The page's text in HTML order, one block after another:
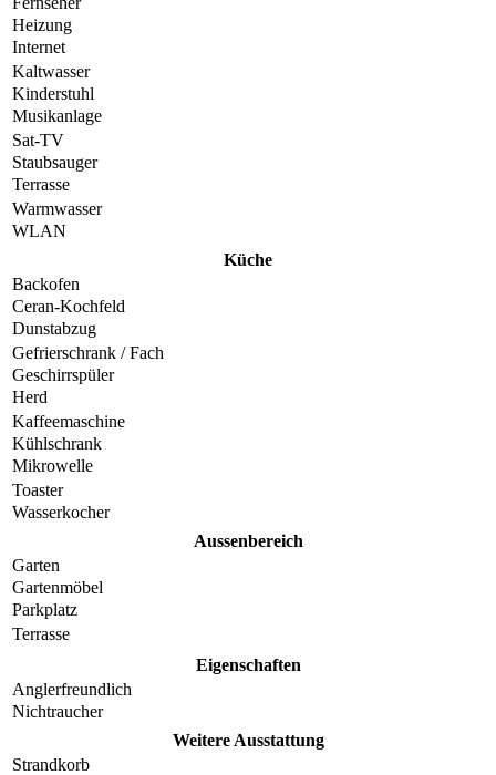
Heizung
Internet
Kaltwasser
Kinderstuhl
Musikanlage
Sat-TV
Staubsauger
Terrasse
Warmwasser
WLAN
Küche
Backofen
Ceran-Kochfeld
Dunstabzug
Gefrierschrank / Fach
Geschirrspüler
Herd
Kaffeemaschine
Kühlschrank
Mikrowelle
Toaster
Wasserkocher
Aussenbereich
Garten
Gartenmöbel
Parkplatz
Terrasse
Eigenschaften
Anglerfreundlich
Nichtraucher
Weitere Ausstattung
Strandkorb